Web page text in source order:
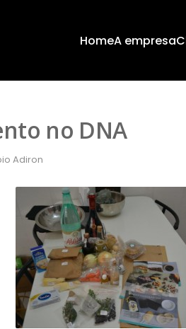
HomeA empresa
no DNA
Adiron